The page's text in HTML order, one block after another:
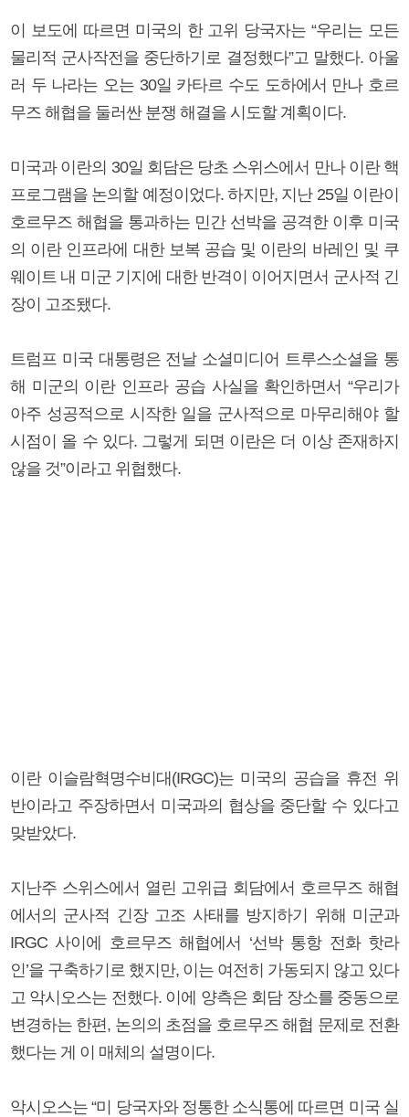
이 보도에 따르면 미국의 한 고위 당국자는 “우리는 모든
물리적 군사작전을 중단하기로 결정했다”고 말했다. 아울
러 두 나라는 오는 30일 카타르 수도 도하에서 만나 호르
무즈 해협을 둘러싼 분쟁 해결을 시도할 계획이다.
미국과 이란의 30일 회담은 당초 스위스에서 만나 이란 핵
프로그램을 논의할 예정이었다. 하지만, 지난 25일 이란이
호르무즈 해협을 통과하는 민간 선박을 공격한 이후 미국
의 이란 인프라에 대한 보복 공습 및 이란의 바레인 및 쿠
웨이트 내 미군 기지에 대한 반격이 이어지면서 군사적 긴
장이 고조됐다.
트럼프 미국 대통령은 전날 소셜미디어 트루스소셜을 통
해 미군의 이란 인프라 공습 사실을 확인하면서 “우리가
아주 성공적으로 시작한 일을 군사적으로 마무리해야 할
시점이 올 수 있다. 그렇게 되면 이란은 더 이상 존재하지
않을 것”이라고 위협했다.
이란 이슬람혁명수비대(IRGC)는 미국의 공습을 휴전 위
반이라고 주장하면서 미국과의 협상을 중단할 수 있다고
맞받았다.
지난주 스위스에서 열린 고위급 회담에서 호르무즈 해협
에서의 군사적 긴장 고조 사태를 방지하기 위해 미군과
IRGC 사이에 호르무즈 해협에서 ‘선박 통항 전화 핫라
인’을 구축하기로 했지만, 이는 여전히 가동되지 않고 있다
고 악시오스는 전했다. 이에 양측은 회담 장소를 중동으로
변경하는 한편, 논의의 초점을 호르무즈 해협 문제로 전환
했다는 게 이 매체의 설명이다.
악시오스는 “미 당국자와 정통한 소식통에 따르면 미국 실